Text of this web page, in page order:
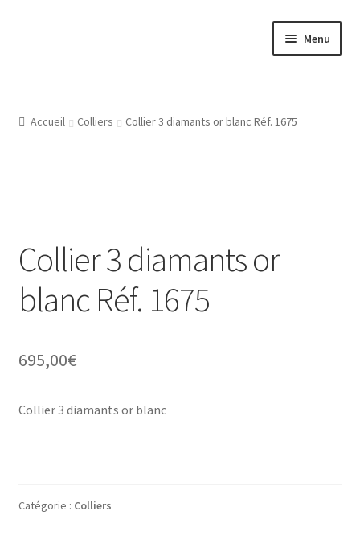
Menu
Atelier
Gravure Bijoux, Bagues, Pendentifs, Bracelets, Les Modeles
De Gravures
Mon compte
New products
Products
Accueil Colliers Collier 3 diamants or blanc Réf. 1675
Collier 3 diamants or
blanc Réf. 1675
695,00€
Collier 3 diamants or blanc
Catégorie : Colliers